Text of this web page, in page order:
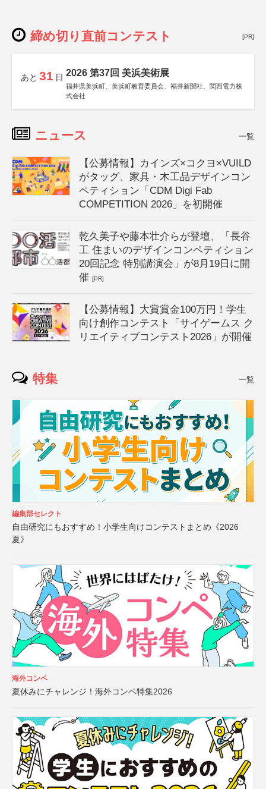
締め切り直前コンテスト [PR]
あと 31 日 2026 第37回 美浜美術展
福井県美浜町、美浜町教育委員会、福井新聞社、関西電力株
式会社
ニュース 一覧
【公募情報】カインズ×コクヨ×VUILD
がタッグ、家具・木工品デザインコン
ペティション「CDM Digi Fab
COMPETITION 2026」を初開催
乾久美子や藤本壮介らが登壇、「長谷
工 住まいのデザインコンペティション
20回記念 特別講演会」が8月19日に開
催[PR]
【公募情報】大賞賞金100万円！学生
向け創作コンテスト「サイゲームス ク
リエイティブコンテスト2026」が開催
特集 一覧
編集部セレクト
自由研究にもおすすめ！小学生向けコンテストまとめ《2026
夏》
海外コンペ
夏休みにチャレンジ！海外コンペ特集2026